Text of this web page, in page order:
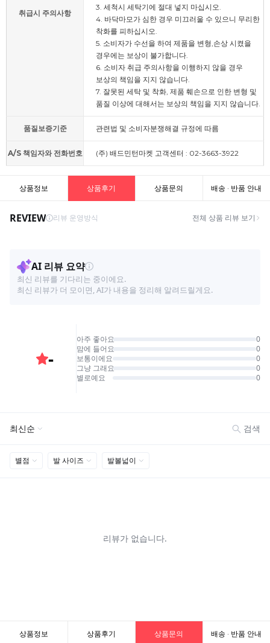
취급시 주의사항
3. 세척시 세탁기에 절대 넣지 마십시오.
4. 바닥마모가 심한 경우 미끄러울 수 있으니 무리한
착화를 피하십시오.
5. 소비자가 수선을 하여 제품을 변형,손상 시켰을
경우에는 보상이 불가합니다.
6. 소비자 취급 주의사항을 이행하지 않을 경우
보상의 책임을 지지 않습니다.
7. 잘못된 세탁 및 착화, 제품 훼손으로 인한 변형 및
품질 이상에 대해서는 보상의 책임을 지지 않습니다.
품질보증기준 관련법 및 소비자분쟁해결 규정에 따름
A/S 책임자와 전화번호 (주) 배드민턴마켓 고객센터 : 02-3663-3922
상품정보 상품후기 상품문의 배송 · 반품 안내
상품정보 상품후기 상품문의 배송 · 반품 안내